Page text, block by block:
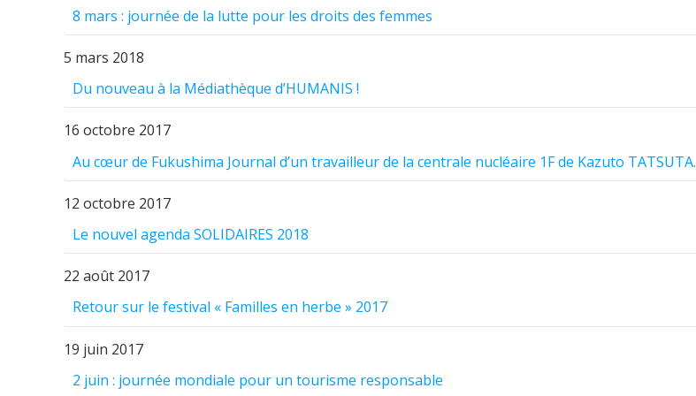
8 mars : journée de la lutte pour les droits des femmes
5 mars 2018
Du nouveau à la Médiathèque d’HUMANIS !
16 octobre 2017
Au cœur de Fukushima Journal d’un travailleur de la centrale nucléaire 1F de Kazuto TATSUTA.
12 octobre 2017
Le nouvel agenda SOLIDAIRES 2018
22 août 2017
Retour sur le festival « Familles en herbe » 2017
19 juin 2017
2 juin : journée mondiale pour un tourisme responsable